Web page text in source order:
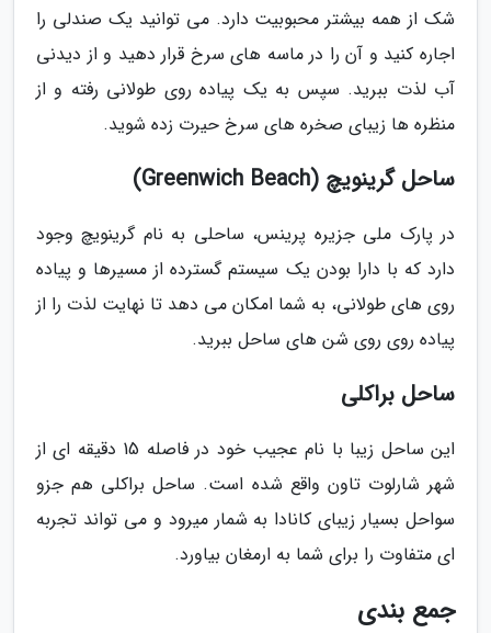
شک از همه بیشتر محبوبیت دارد. می توانید یک صندلی را
اجاره کنید و آن را در ماسه های سرخ قرار دهید و از دیدنی
آب لذت ببرید. سپس به یک پیاده روی طولانی رفته و از
منظره ها زیبای صخره های سرخ حیرت زده شوید.
ساحل گرینویچ (Greenwich Beach)
در پارک ملی جزیره پرینس، ساحلی به نام گرینویچ وجود
دارد که با دارا بودن یک سیستم گسترده از مسیرها و پیاده
روی های طولانی، به شما امکان می دهد تا نهایت لذت را از
پیاده روی روی شن های ساحل ببرید.
ساحل براکلی
این ساحل زیبا با نام عجیب خود در فاصله 15 دقیقه ای از
شهر شارلوت تاون واقع شده است. ساحل براکلی هم جزو
سواحل بسیار زیبای کانادا به شمار میرود و می تواند تجربه
ای متفاوت را برای شما به ارمغان بیاورد.
جمع بندی